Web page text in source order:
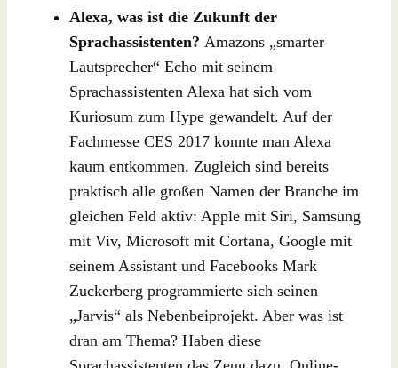
Alexa, was ist die Zukunft der
Sprachassistenten? Amazons „smarter
Lautsprecher“ Echo mit seinem
Sprachassistenten Alexa hat sich vom
Kuriosum zum Hype gewandelt. Auf der
Fachmesse CES 2017 konnte man Alexa
kaum entkommen. Zugleich sind bereits
praktisch alle großen Namen der Branche im
gleichen Feld aktiv: Apple mit Siri, Samsung
mit Viv, Microsoft mit Cortana, Google mit
seinem Assistant und Facebooks Mark
Zuckerberg programmierte sich seinen
„Jarvis“ als Nebenbeiprojekt. Aber was ist
dran am Thema? Haben diese